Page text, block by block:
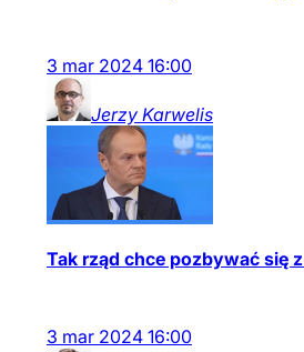
3 mar 2024 16:00
Jerzy Karwelis
Tak rząd chce pozbywać się
3 mar 2024 16:00